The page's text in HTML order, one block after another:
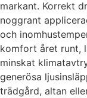
markant. Korrekt
noggrant
och
komfort året runt,
minskat
generösa
trädgård, altan